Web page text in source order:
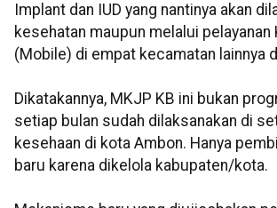
Implant dan IUD yang nantinya akan
kesehatan maupun melalui pelayanan
(Mobile) di empat kecamatan lainnya
Dikatakannya, MKJP KB ini bukan
setiap bulan sudah dilaksanakan di
kesehaan di kota Ambon. Hanya
baru karena dikelola kabupaten/kota.